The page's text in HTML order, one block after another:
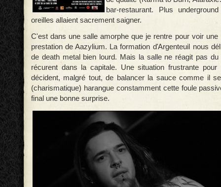
bar-restaurant. Plus
oreilles allaient sacrement saigner.
C'est dans une salle amorphe que je rentre pour voir une
prestation de Aazylium. La formation d'Argenteuil nous
de death metal bien lourd. Mais la salle ne réagit pas du
récurent dans la capitale. Une situation frustrante
décident, malgré tout, de balancer la sauce comme il
(charismatique) harangue constamment cette foule
final une bonne surprise.